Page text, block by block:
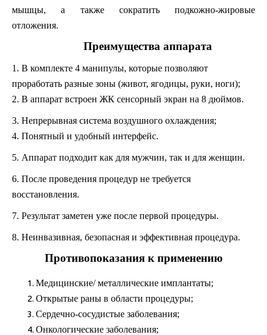
мышцы, а также сократить подкожно-жировые
отложения.
Преимущества аппарата
1. В комплекте 4 манипулы, которые позволяют
проработать разные зоны (живот, ягодицы, руки, ноги);
2. В аппарат встроен ЖК сенсорный экран на 8 дюймов.
3. Непрерывная система воздушного охлаждения;
4. Понятный и удобный интерфейс.
5. Аппарат подходит как для мужчин, так и для женщин.
6. После проведения процедур не требуется
восстановления.
7. Результат заметен уже после первой процедуры.
8. Неинвазивная, безопасная и эффективная процедура.
Противопоказания к применению
Медицинские/ металлические имплантаты;
Открытые раны в области процедуры;
Сердечно-сосудистые заболевания;
Онкологические заболевания;